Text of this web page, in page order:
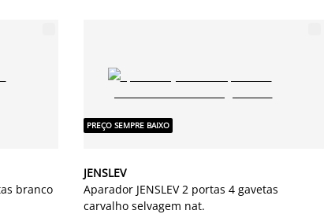
branco
PREÇO SEMPRE BAIXO
JENSLEV
Aparador JENSLEV 2 portas 4 gavetas
carvalho selvagem nat.